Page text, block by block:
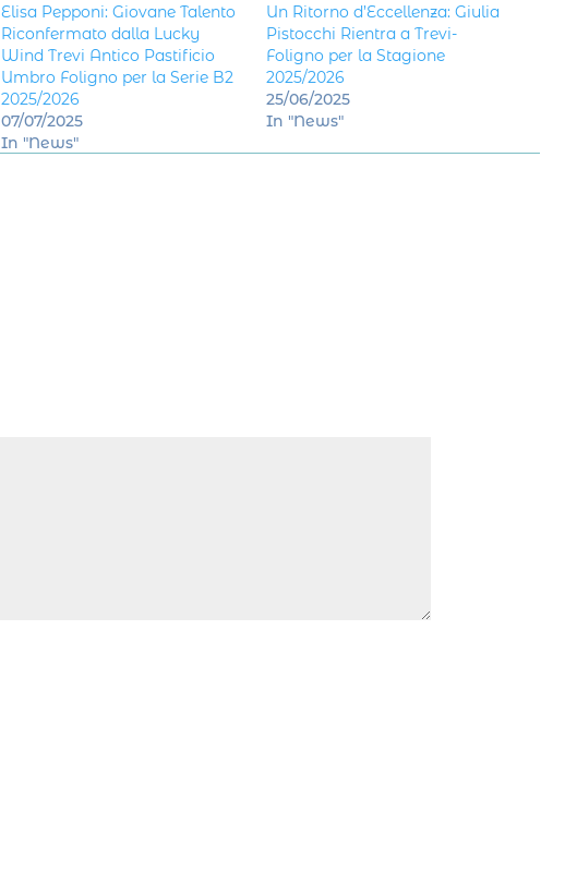
Elisa Pepponi: Giovane Talento
Riconfermato dalla Lucky
Wind Trevi Antico Pastificio
Umbro Foligno per la Serie B2
2025/2026
07/07/2025
In "News"
Un Ritorno d’Eccellenza: Giulia
Pistocchi Rientra a Trevi-
Foligno per la Stagione
2025/2026
25/06/2025
In "News"